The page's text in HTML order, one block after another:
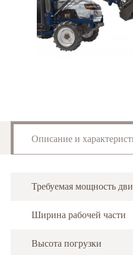
Описание и
Требуемая мощность
Ширина рабочей части
Высота погрузки